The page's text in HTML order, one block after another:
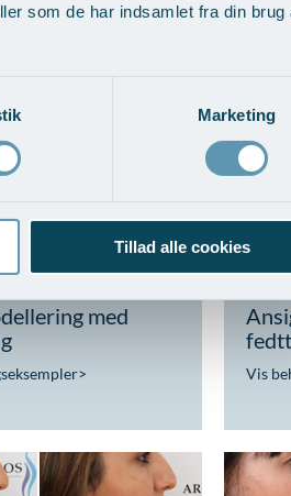
som de har indsamlet fra din brug
Marketing
Tillad alle cookies
Vis
med
> Vis